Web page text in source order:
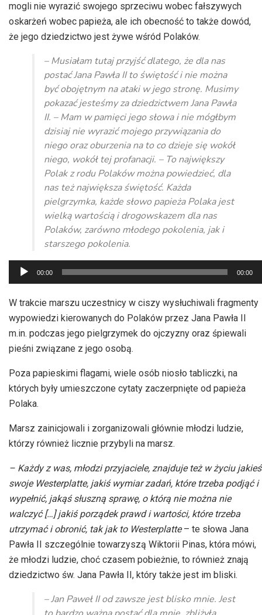
mogli nie wyrazić swojego sprzeciwu wobec fałszywych
oskarżeń wobec papieża, ale ich obecność to także dowód,
że jego dziedzictwo jest żywe wśród Polaków.
– Musiałam tutaj przyjść dlatego, że dla nas
postać Jana Pawła II to świętość i nie można
być obojętnym na ataki w jego stronę. Musimy
pokazać jesteśmy za dziedzictwem Jana Pawła
II. – Mam w pamięci jego słowa i nie mógłbym
dzisiaj nie wyrazić mojego przywiązania do
niego oraz oburzenia na to co dzieje się wokół
niego, wokół tej profanacji. – To największy
Polak z rodu Polaków można powiedzieć, dla
nas też największa świętość. Każda
pielgrzymka, każde słowo papieża Polaka jest
wielką wartością i drogowskazem dla nas
Polaków, zarówno młodego pokolenia, jak i
starszego pokolenia.
Odtwarzacz
plików
dźwiękowych
00:00 00:00
W trakcie marszu uczestnicy w ciszy wysłuchiwali fragmenty
wypowiedzi kierowanych do Polaków przez Jana Pawła II
m.in. podczas jego pielgrzymek do ojczyzny oraz śpiewali
pieśni związane z jego osobą.
Poza papieskimi flagami, wiele osób niosło tabliczki, na
których były umieszczone cytaty zaczerpnięte od papieża
Polaka.
Marsz zainicjowali i zorganizowali głównie młodzi ludzie,
którzy również licznie przybyli na marsz.
– Każdy z was, młodzi przyjaciele, znajduje też w życiu jakieś
swoje Westerplatte, jakiś wymiar zadań, które trzeba podjąć i
wypełnić, jakąś słuszną sprawę, o którą nie można nie
walczyć […] jakiś porządek prawd i wartości, które trzeba
utrzymać i obronić, tak jak to Westerplatte– te słowa Jana
Pawła II szczególnie towarzyszą Wiktorii Pinas, która mówi,
że młodzi ludzie, choć czasem pobieżnie, to również znają
dziedzictwo św. Jana Pawła II, który także jest im bliski.
– Jan Paweł II od zawsze jest blisko mnie. Jest